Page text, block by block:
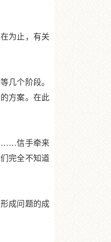
为止，有关
几个阶段。
方案。在此
……信手牵来
完全不知道
成问题的成